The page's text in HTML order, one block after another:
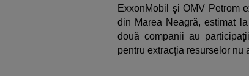
ExxonMobil şi OMV Petrom
din Marea Neagră, estimat
două companii au
pentru extracţia resurselor nu